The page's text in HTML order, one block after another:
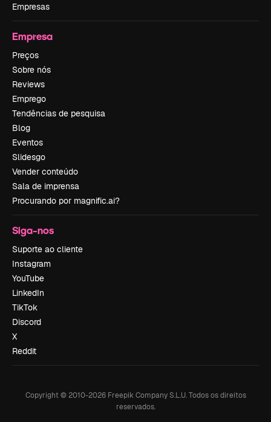
Empresas
Empresa
Preços
Sobre nós
Reviews
Emprego
Tendências de pesquisa
Blog
Eventos
Slidesgo
Vender conteúdo
Sala de imprensa
Procurando por magnific.ai?
Siga-nos
Suporte ao cliente
Instagram
YouTube
LinkedIn
TikTok
Discord
X
Reddit
Copyright © 2010-2026Freepik Company S.L.U. Todos os direitos
reservados.